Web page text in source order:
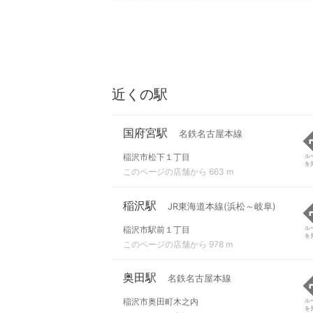
近くの駅
国府宮駅 名鉄名古屋本線
稲沢市松下１丁目
このページの店舗から 663 m
ル
を
稲沢駅 JR東海道本線(浜松～岐阜)
稲沢市駅前１丁目
このページの店舗から 978 m
ル
を
奥田駅 名鉄名古屋本線
稲沢市奥田町木之内
ル
を